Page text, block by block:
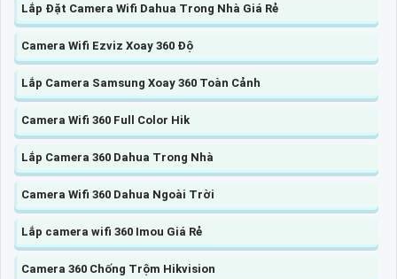
Lắp Đặt Camera Wifi Dahua Trong Nhà Giá Rẻ
Camera Wifi Ezviz Xoay 360 Độ
Lắp Camera Samsung Xoay 360 Toàn Cảnh
Camera Wifi 360 Full Color Hik
Lắp Camera 360 Dahua Trong Nhà
Camera Wifi 360 Dahua Ngoài Trời
Lắp camera wifi 360 Imou Giá Rẻ
Camera 360 Chống Trộm Hikvision